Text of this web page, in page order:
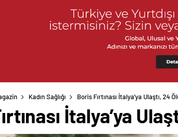
Kadın Sağlığı Boris Fırtınası İtalya’ya Ulaştı, 24
İtalya’ya